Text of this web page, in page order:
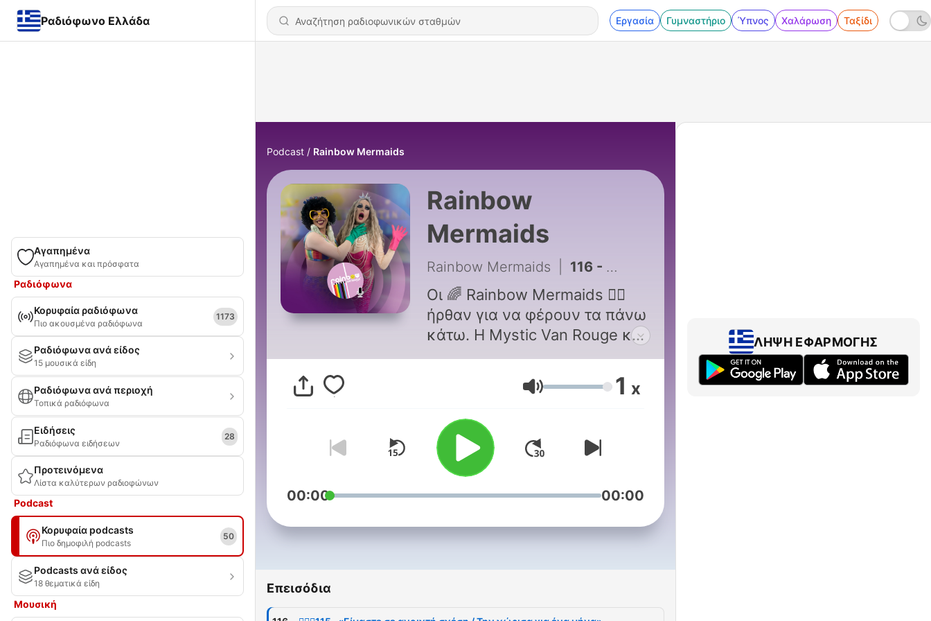
Ραδιόφωνο Ελλάδα Εργασία Γυμναστήριο Ύπνος Χαλάρωση Ταξίδι
Αγαπημένα
Αγαπημένα και πρόσφατα
Ραδιόφωνα
Κορυφαία ραδιόφωνα
Πιο ακουσμένα ραδιόφωνα
1173
Ραδιόφωνα ανά είδος
15 μουσικά είδη
Ραδιόφωνα ανά περιοχή
Τοπικά ραδιόφωνα
Ειδήσεις
Ραδιόφωνα ειδήσεων
28
Προτεινόμενα
Λίστα καλύτερων ραδιοφώνων
Podcast
Κορυφαία podcasts
Πιο δημοφιλή podcasts
50
Podcasts ανά είδος
18 θεματικά είδη
Μουσική
Podcast Rainbow Mermaids
Rainbow
Mermaids
Rainbow Mermaids 116 - 🧜🏻‍♀️115 -«Είμαστε σε ανοιχτή σχέση / Την χώρισα για ένα μήνα» - Rainbow Mermaids
Οι 🌈 Rainbow Mermaids 🧜‍♀️
ήρθαν για να φέρουν τα πάνω
κάτω. Η Μystic Van Rouge και
η Katina Bella ενώνουν τις
γοργονοουρες τους σε ένα
podcast που θα σε δροσίσει!
Παρέα τους υπέροχοι
καλεσμένοι που ανοίγουν την
ψυχή τους σε εξομολογησεις
που ούτε θα το περιμένεις.
Γέλιο, παιχνίδι και πάνω από
σε περιμένει σε κάθε
για το πιο σπαρταριστό…
Ένταση 1 x
00:00 00:00
Επεισόδια
ΛΉΨΗ ΕΦΑΡΜΟΓΉΣ